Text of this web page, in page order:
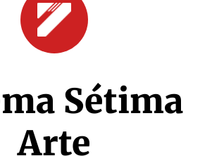
Sétima
Arte